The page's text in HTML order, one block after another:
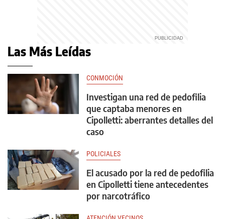
Las Más Leídas
CONMOCIÓN
Investigan una red de pedofilia
que captaba menores en
Cipolletti: aberrantes detalles del
caso
POLICIALES
El acusado por la red de pedofilia
en Cipolletti tiene antecedentes
por narcotráfico